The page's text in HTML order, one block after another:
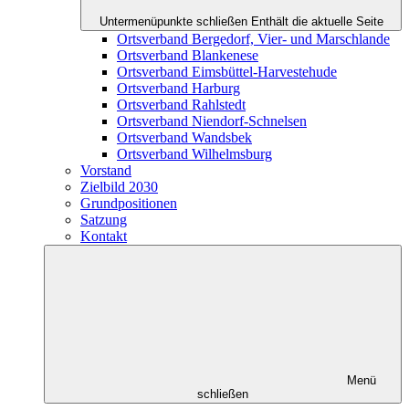
Untermenüpunkte schließen Enthält die aktuelle Seite
Ortsverband Bergedorf, Vier- und Marschlande
Ortsverband Blankenese
Ortsverband Eimsbüttel-Harvestehude
Ortsverband Harburg
Ortsverband Rahlstedt
Ortsverband Niendorf-Schnelsen
Ortsverband Wandsbek
Ortsverband Wilhelmsburg
Vorstand
Zielbild 2030
Grundpositionen
Satzung
Kontakt
Menü
schließen